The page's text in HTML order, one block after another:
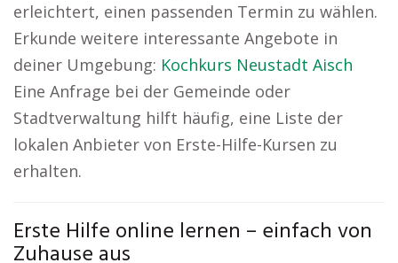
erleichtert, einen passenden Termin zu wählen.
Erkunde weitere interessante Angebote in
deiner Umgebung: Kochkurs Neustadt Aisch
Eine Anfrage bei der Gemeinde oder
Stadtverwaltung hilft häufig, eine Liste der
lokalen Anbieter von Erste-Hilfe-Kursen zu
erhalten.
Erste Hilfe online lernen – einfach von
Zuhause aus